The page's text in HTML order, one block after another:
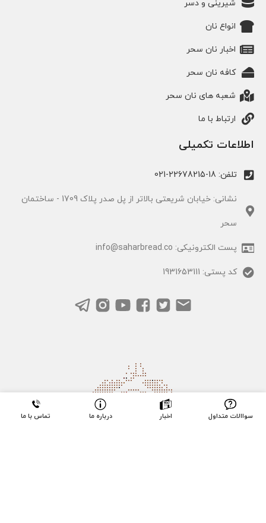
شیرینی و دسر
انواع نان
اخبار نان سحر
کافه نان سحر
شعبه های نان سحر
ارتباط با ما
اطلاعات تکمیلی
تلفن: 18-22678215-021
نشانی: خیابان شریعتی بالاتر از پل صدر پلاک 1709 - ساختمان
سحر
پست الکترونیکی: info@saharbread.co
کد پستی: 1931653111
سواالات متداول اخبار درباره ما تماس با ما